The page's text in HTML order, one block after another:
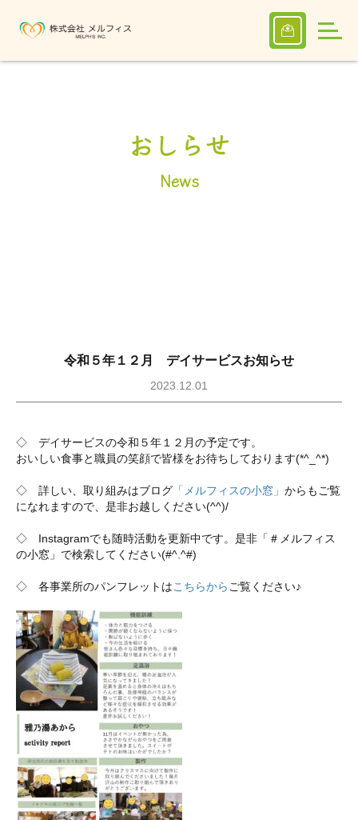
おしらせ
News
令和５年１２月 デイサービスお知らせ
2023.12.01
◇ デイサービスの令和５年１２月の予定です。
おいしい食事と職員の笑顔で皆様をお待ちしております(*^_^*)
◇ 詳しい、取り組みはブログ 「メルフィスの小窓」 からもご覧
になれますので、是非お越しください(^^)/
◇ Instagramでも随時活動を更新中です。是非「＃メルフィス
の小窓」で検索してください(#^.^#)
◇ 各事業所のパンフレットはこちらから ご覧ください♪